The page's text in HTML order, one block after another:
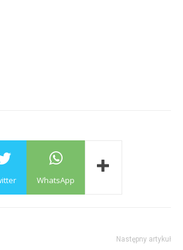
WhatsApp
Następny artykuł